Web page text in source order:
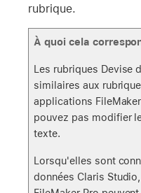
rubrique.
À quoi cela
Les rubriques Devise
similaires aux
applications
pouvez pas modifier
texte.
Lorsqu'elles sont
données Claris